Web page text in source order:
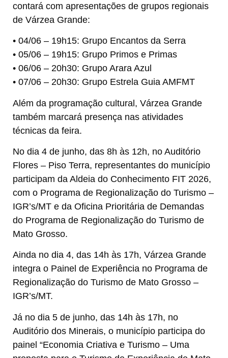
contará com apresentações de grupos regionais
de Várzea Grande:
• 04/06 – 19h15: Grupo Encantos da Serra
• 05/06 – 19h15: Grupo Primos e Primas
• 06/06 – 20h30: Grupo Arara Azul
• 07/06 – 20h30: Grupo Estrela Guia AMFMT
Além da programação cultural, Várzea Grande
também marcará presença nas atividades
técnicas da feira.
No dia 4 de junho, das 8h às 12h, no Auditório
Flores – Piso Terra, representantes do município
participam da Aldeia do Conhecimento FIT 2026,
com o Programa de Regionalização do Turismo –
IGR’s/MT e da Oficina Prioritária de Demandas
do Programa de Regionalização do Turismo de
Mato Grosso.
Ainda no dia 4, das 14h às 17h, Várzea Grande
integra o Painel de Experiência no Programa de
Regionalização do Turismo de Mato Grosso –
IGR’s/MT.
Já no dia 5 de junho, das 14h às 17h, no
Auditório dos Minerais, o município participa do
painel “Economia Criativa e Turismo – Uma